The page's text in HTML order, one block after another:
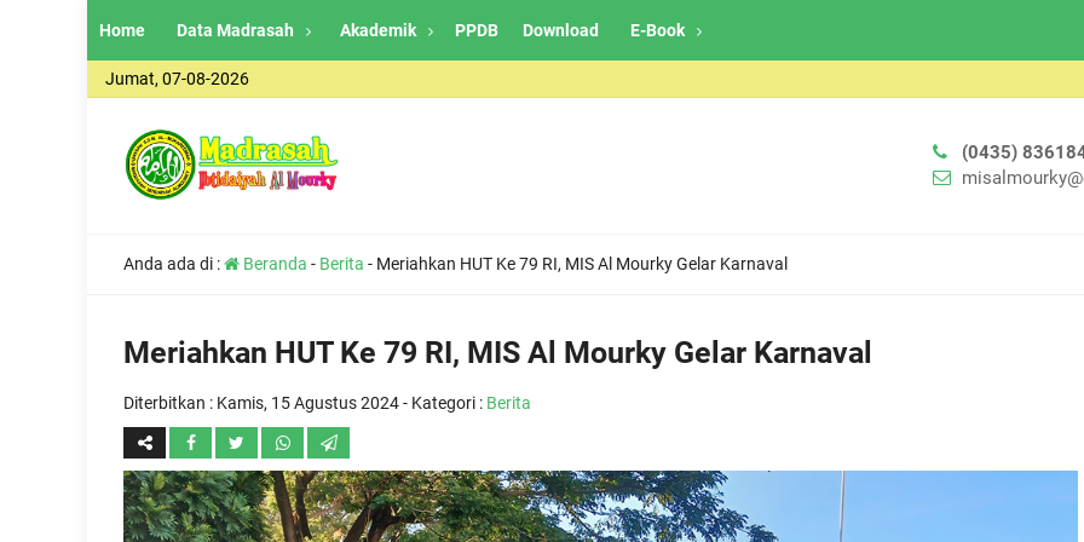
Home Data Madrasah Akademik PPDB Download E-Book
Jumat, 07-08-2026
(0435)
Anda ada di : Beranda - Berita - Meriahkan HUT Ke 79 RI, MIS Al Mourky Gelar Karnaval
Meriahkan HUT Ke 79 RI, MIS Al Mourky Gelar Karnaval
Diterbitkan : Kamis, 15 Agustus 2024- Kategori : Berita